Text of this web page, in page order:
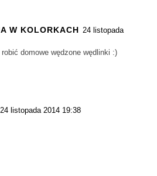
W KOLORKACH 24 listopada
domowe wędzone wędlinki :)
24 listopada 2014 19:38